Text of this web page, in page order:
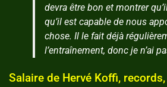
devra être bon et montrer
qu’il est capable de nous
chose. Il le fait déjà
l’entraînement, donc je n’ai
Salaire de Hervé Koffi,